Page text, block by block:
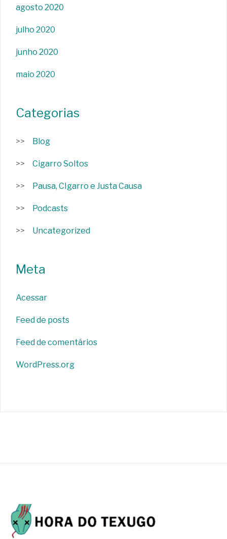
agosto 2020
julho 2020
junho 2020
maio 2020
Categorias
Blog
Cigarro Soltos
Pausa, CIgarro e Justa Causa
Podcasts
Uncategorized
Meta
Acessar
Feed de posts
Feed de comentários
WordPress.org